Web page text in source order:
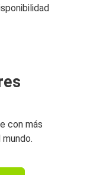
con más